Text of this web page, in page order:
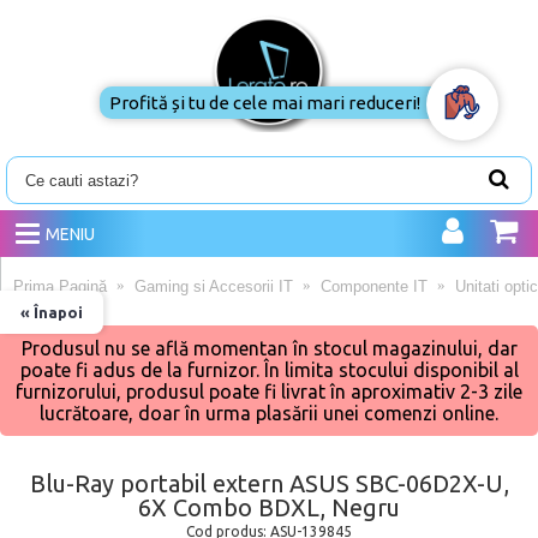
MENIU
« Înapoi
Prima Pagină Gaming si Accesorii IT Componente IT Unitati
Produsul nu se află momentan în stocul magazinului, dar
poate fi adus de la furnizor. În limita stocului disponibil al
furnizorului, produsul poate fi livrat în aproximativ 2-3 zile
lucrătoare, doar în urma plasării unei comenzi online.
Blu-Ray portabil extern ASUS SBC-06D2X-U,
6X Combo BDXL, Negru
Cod produs: ASU-139845
Profită și tu de cele mai mari reduceri!